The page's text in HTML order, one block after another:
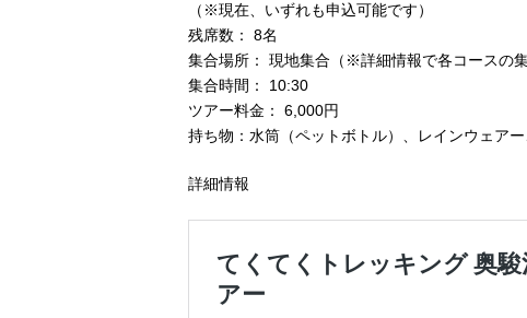
（※現在、いずれも申込可能です）
残席数： 8名
集合場所： 現地集合（※詳細情報で各コースの
集合時間： 10:30
ツアー料金： 6,000円
持ち物：水筒（ペットボトル）、レインウェア
詳細情報